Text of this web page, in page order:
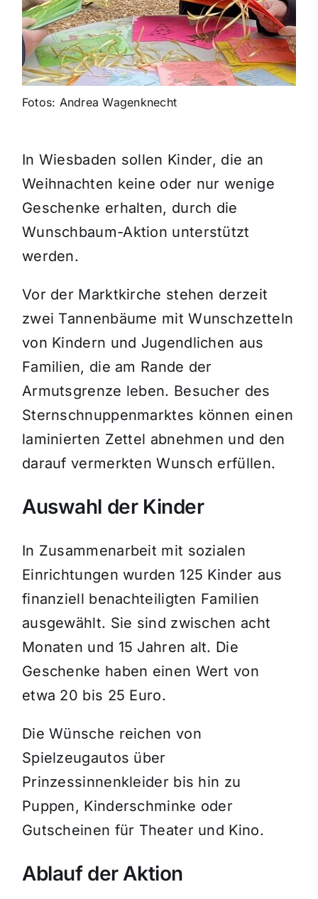
Fotos: Andrea Wagenknecht
In Wiesbaden sollen Kinder, die an
Weihnachten keine oder nur wenige
Geschenke erhalten, durch die
Wunschbaum-Aktion unterstützt
werden.
Vor der Marktkirche stehen derzeit
zwei Tannenbäume mit Wunschzetteln
von Kindern und Jugendlichen aus
Familien, die am Rande der
Armutsgrenze leben. Besucher des
Sternschnuppenmarktes können einen
laminierten Zettel abnehmen und den
darauf vermerkten Wunsch erfüllen.
Auswahl der Kinder
In Zusammenarbeit mit sozialen
Einrichtungen wurden 125 Kinder aus
finanziell benachteiligten Familien
ausgewählt. Sie sind zwischen acht
Monaten und 15 Jahren alt. Die
Geschenke haben einen Wert von
etwa 20 bis 25 Euro.
Die Wünsche reichen von
Spielzeugautos über
Prinzessinnenkleider bis hin zu
Puppen, Kinderschminke oder
Gutscheinen für Theater und Kino.
Ablauf der Aktion